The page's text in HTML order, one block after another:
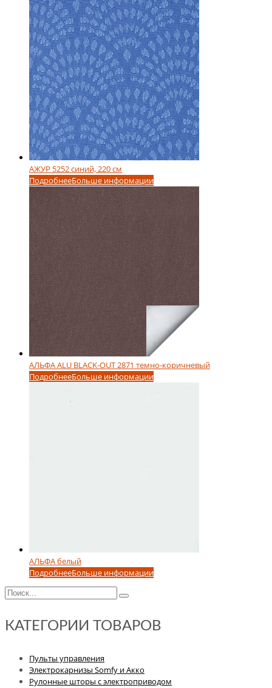
АЖУР 5252 синий, 220 см
ПодробнееБольше информации
АЛЬФА ALU BLACK-OUT 2871 темно-коричневый
ПодробнееБольше информации
АЛЬФА белый
ПодробнееБольше информации
КАТЕГОРИИ ТОВАРОВ
Пульты управления
Электрокарнизы Somfy и Акко
Рулонные шторы с электроприводом